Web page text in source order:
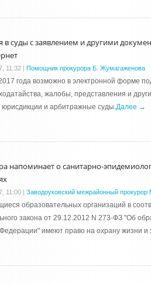
в суды с заявлением и другими
11:32 | Помощник прокурора Б. Жумагаженова
года возможно в электронной форме
жалобы, представления и
и арбитражные суды.Далее →
напоминает о санитарно-
11:00 | Заводоуковский межрайонный
образовательных организаций в
закона от 29.12.2012 N 273-ФЗ "Об
Федерации" имеют право на охрану жизни и